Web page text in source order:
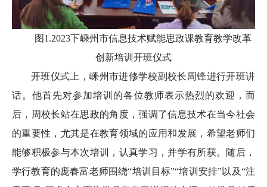
图1.2023下嵊州市信息技术赋能思政课教育教学改革
创新培训开班仪式
开班仪式上，嵊州市进修学校副校长周锋进行开班讲
话。他首先对参加培训的各位教师表示热烈的欢迎，而
后，周校长站在思政的角度，强调了信息技术在当今社会
的重要性，尤其是在教育领域的应用和发展，希望老师们
能够积极参与本次培训，认真学习，并学有所获。随后，
学行教育的庞春富老师围绕“培训目标”“培训安排”以及“注